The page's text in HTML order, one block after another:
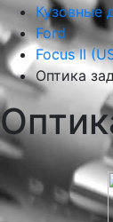
Кузовные
Ford
Focus II
Оптика